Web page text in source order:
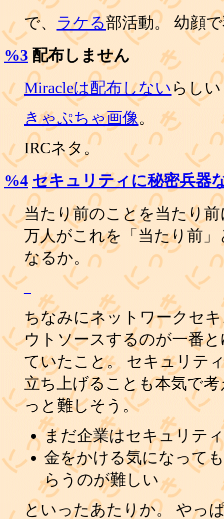
で、 ラケる部活動。 幼顔
%3 配布しません
Miracleは配布しないらし
きゃぷちゃ画像。
IRCネタ。
%4 セキュリティに秘密兵器
当たり前のことを当たり
万人がこれを「当たり前
なるか。
ちなみにネットワークセ
ウトソースするのが一番
ていたこと。 セキュリテ
立ち上げることも本気で
っと難しそう。
まだ企業はセキュリテ
金をかける気になって
らうのが難しい
といったあたりか。 やっ